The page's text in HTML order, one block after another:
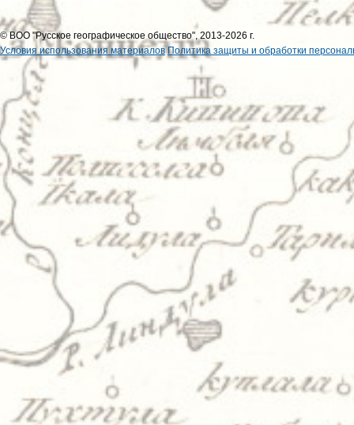
© ВОО "Русское географическое общество", 2013-2026 г.
Условия использования материалов Политика защиты и обработки